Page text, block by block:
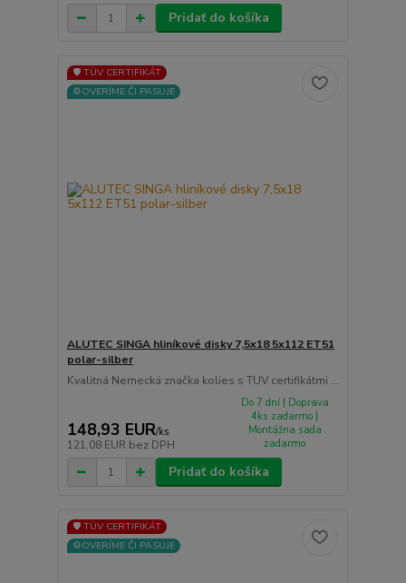
Pridať do košíka
🛡️ TÜV CERTIFIKÁT
⚙️OVERÍME ČI PASUJE
ALUTEC SINGA hliníkové disky 7,5x18 5x112 ET51
polar-silber
Kvalitná Nemecká značka kolies s TUV certifikátmi ...
148,93 EUR/ks
121,08 EUR bez DPH
Do 7 dní | Doprava
4ks zadarmo |
Montážna sada
zadarmo
Pridať do košíka
🛡️ TÜV CERTIFIKÁT
⚙️OVERÍME ČI PASUJE